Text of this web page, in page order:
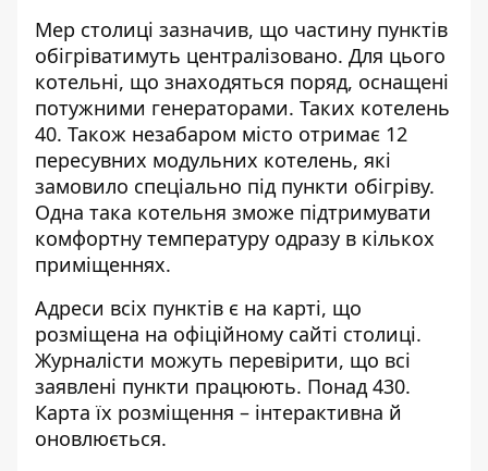
Мер столиці зазначив, що частину пунктів
обігріватимуть централізовано. Для цього
котельні, що знаходяться поряд, оснащені
потужними генераторами. Таких котелень
40. Також незабаром місто отримає 12
пересувних модульних котелень, які
замовило спеціально під пункти обігріву.
Одна така котельня зможе підтримувати
комфортну температуру одразу в кількох
приміщеннях.
Адреси всіх пунктів є на карті, що
розміщена на офіційному сайті столиці.
Журналісти можуть перевірити, що всі
заявлені пункти працюють. Понад 430.
Карта їх розміщення – інтерактивна й
оновлюється.